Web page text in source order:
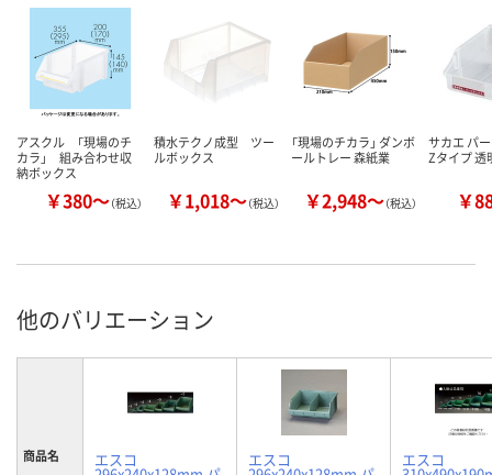
アスクル 「現場のチ
カラ」 組み合わせ収
納ボックス
￥380～（税込）
積水テクノ成型 ツー
ルボックス
￥1,018～（税込）
「現場のチカラ」 ダンボ
ールトレー 森紙業
￥2,948～（税込）
サカエ パ
Zタイプ 透
￥
他のバリエーション
商品名 エスコ エスコ エスコ